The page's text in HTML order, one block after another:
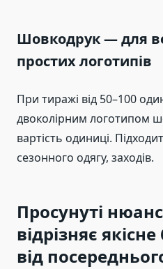
Шовкодрук — для
простих логотипів
При тиражі від 50–100
двоколірним логотипом
вартість одиниці.
сезонного одягу, заходів.
Просунуті
відрізняє
від